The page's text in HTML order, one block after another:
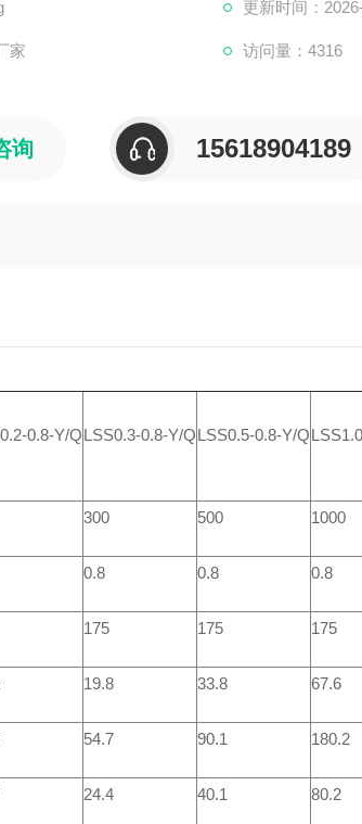
全自动运行状态。 更新时间：
家 访问量：4316
询 15618904189
0.8-Y/QLSS0.3-0.8-Y/QLSS0.5-0.8-Y/Q
300 500 1000
0.8 0.8 0.8
175 175 175
19.8 33.8 67.6
54.7 90.1 180.2
24.4 40.1 80.2